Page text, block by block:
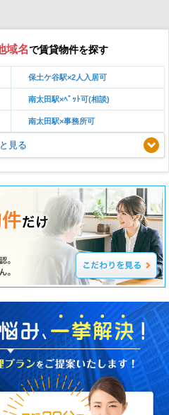
域名で賃貸物件を探す
保土ケ谷駅×2人入居可
南太田駅×ﾍﾟｯﾄ可(相談)
南太田駅×事務所可
見る